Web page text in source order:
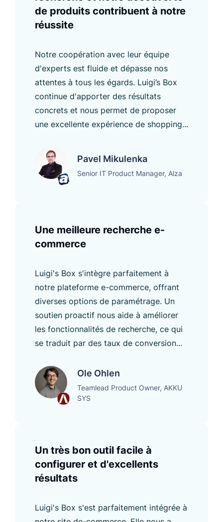
de produits contribuent à notre
réussite
Notre coopération avec leur équipe
d'experts est fluide et dépasse nos
attentes à tous les égards. Luigi’s Box
continue d'apporter des résultats
concrets et nous permet de proposer
une excellente expérience de shopping...
Pavel Mikulenka
Senior IT Product Manager, Alza
Une meilleure recherche e-
commerce
Luigi's Box s'intègre parfaitement à
notre plateforme e-commerce, offrant
diverses options de paramétrage. Un
soutien proactif nous aide à améliorer
les fonctionnalités de recherche, ce qui
se traduit par des taux de conversion...
Ole Ohlen
Teamlead Product Owner, AKKU
SYS
Un très bon outil facile à
configurer et d'excellents
résultats
Luigi's Box s'est parfaitement intégrée à